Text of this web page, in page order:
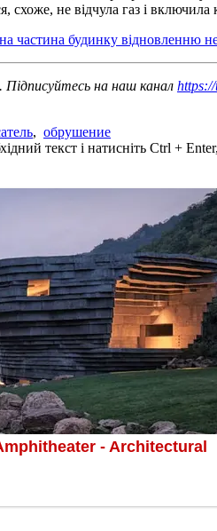
схоже, не відчула газ і
частина будинку відновленню не
Підписуйтесь на наш канал
, обрушение
текст і натисніть Ctrl +